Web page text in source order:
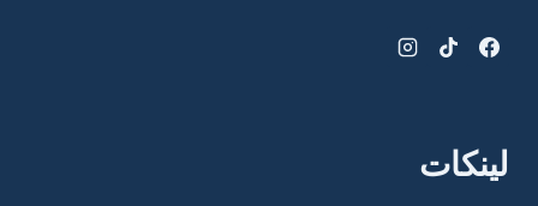
لينكات